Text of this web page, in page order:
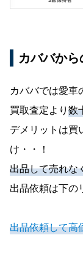
カババか
カババでは愛車
買取査定より 数
デメリットは買
け・・！
出品して売れな
出品依頼は下の
出品依頼して高